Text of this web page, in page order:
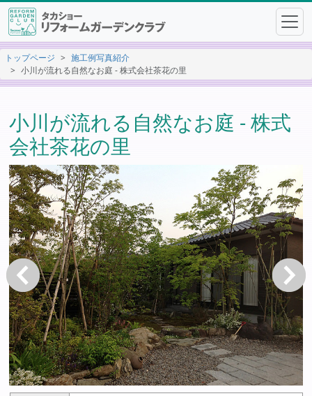
トップページ
施工例写真紹介
小川が流れる自然なお庭 - 株式会社茶花の里
小川が流れる自然なお庭 - 株式
会社茶花の里
戻る 次へ